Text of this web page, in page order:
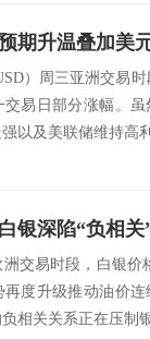
）周三亚洲交易
交易日部分涨幅。
以及美联储维持高
交易时段，白银价
度升级推动油价
相关关系正在压制